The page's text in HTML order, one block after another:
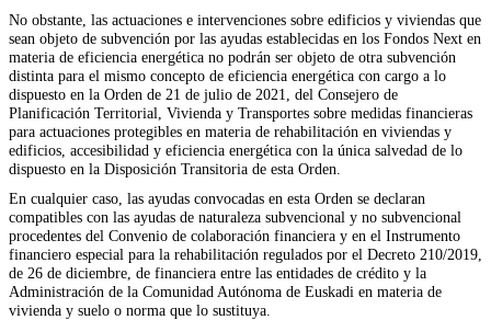
No obstante, las actuaciones e intervenciones sobre edificios y viviendas que
sean objeto de subvención por las ayudas establecidas en los Fondos Next en
materia de eficiencia energética no podrán ser objeto de otra subvención
distinta para el mismo concepto de eficiencia energética con cargo a lo
dispuesto en la Orden de 21 de julio de 2021, del Consejero de
Planificación Territorial, Vivienda y Transportes sobre medidas financieras
para actuaciones protegibles en materia de rehabilitación en viviendas y
edificios, accesibilidad y eficiencia energética con la única salvedad de lo
dispuesto en la Disposición Transitoria de esta Orden.
En cualquier caso, las ayudas convocadas en esta Orden se declaran
compatibles con las ayudas de naturaleza subvencional y no subvencional
procedentes del Convenio de colaboración financiera y en el Instrumento
financiero especial para la rehabilitación regulados por el Decreto 210/2019,
de 26 de diciembre, de financiera entre las entidades de crédito y la
Administración de la Comunidad Autónoma de Euskadi en materia de
vivienda y suelo o norma que lo sustituya.